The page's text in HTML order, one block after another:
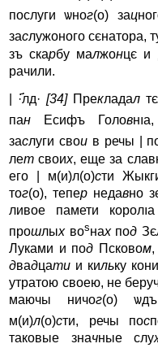
послуги ѡног(о) зац
заслужоного сєнатора,
зъ скарбу малжонцє и
рачили.
| ·҃лд·[34] Прекладал тє
пан Есифъ Голов
заслуги свои в речы |
лет своих, еще за
его | м(и)л(о)сти
тог(о), тепер недавно
ливое памети
прошлыхвоsнахпод Зє
Луками и под Псковом,
двадцати и кильку
yтратою своею, не
маючы ничог(о)
м(и)л(о)сти, речы пос
таковые значные слу